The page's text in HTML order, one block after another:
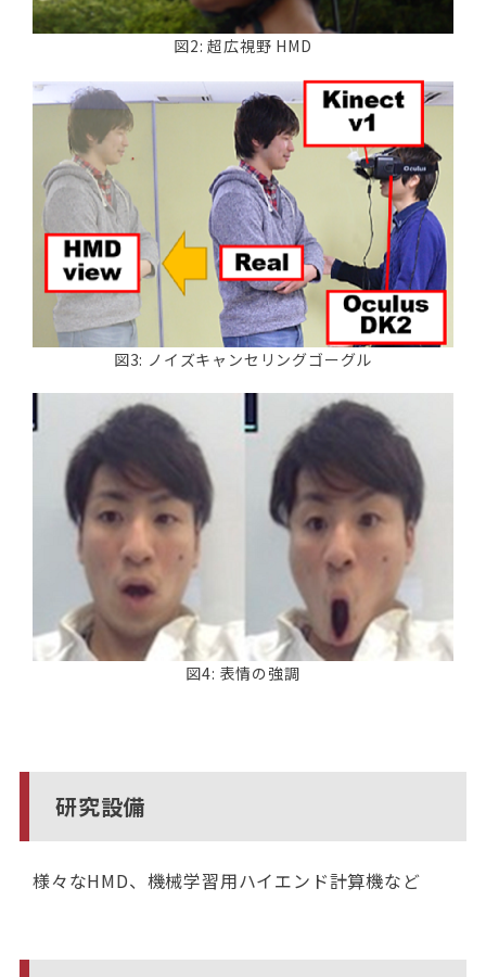
図2: 超広視野 HMD
図3: ノイズキャンセリングゴーグル
図4: 表情の強調
研究設備
様々なHMD、機械学習用ハイエンド計算機など